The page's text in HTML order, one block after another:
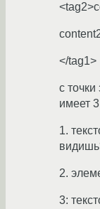
</tag1>
с
имеет
1.
2.
3: